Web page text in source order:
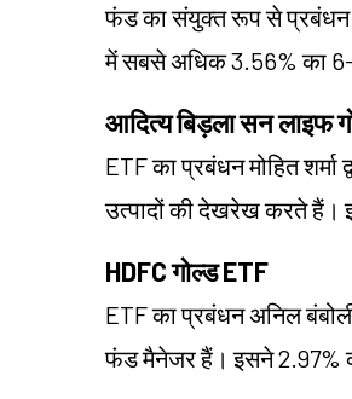
फंड का संयुक्त रूप से प्रबंधन
में सबसे अधिक 3.56% का 6-
आदित्य बिड़ला सन लाइफ
ETF का प्रबंधन मोहित
उत्पादों की देखरेख करते हैं।
HDFC गोल्ड ETF
ETF का प्रबंधन अनिल
फंड मैनेजर हैं। इसने 2.97%